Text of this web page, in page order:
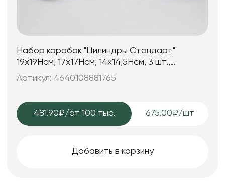
Набор коробок "Цилиндры Стандарт"
19x19Hсм, 17x17Hсм, 14x14,5Hсм, 3 шт.,
сиреневый
Артикул: 4640108881765
481.90₽/от 100 тыс. 675.00₽/шт
Добавить в корзину